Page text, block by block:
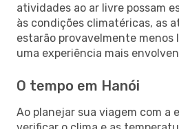
atividades ao ar livre possam
às condições climatéricas, as
estarão provavelmente
uma experiência mais
O tempo em Hanói
Ao planejar sua viagem com a